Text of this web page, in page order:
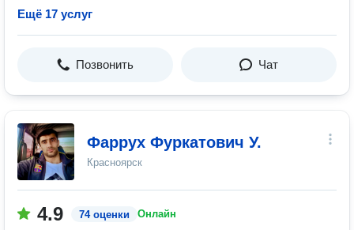
Ещё 17 услуг
Позвонить Чат
Фаррух Фуркатович У.
Красноярск
4.9 74 оценки Онлайн